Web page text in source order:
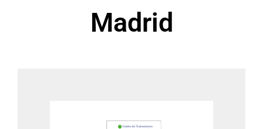
Madrid